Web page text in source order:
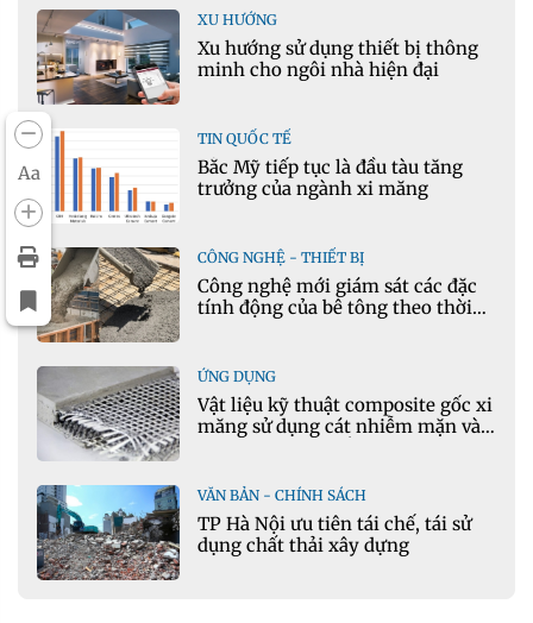
Aa
XU HƯỚNG
Xu hướng sử dụng thiết bị thông
minh cho ngôi nhà hiện đại
TIN QUỐC TẾ
Bắc Mỹ tiếp tục là đầu tàu tăng
trưởng của ngành xi măng
CÔNG NGHỆ - THIẾT BỊ
Công nghệ mới giám sát các đặc
tính động của bê tông theo thời
ỨNG DỤNG
Vật liệu kỹ thuật composite gốc xi
măng sử dụng cát nhiễm mặn và
VĂN BẢN - CHÍNH SÁCH
TP Hà Nội ưu tiên tái chế, tái sử
dụng chất thải xây dựng